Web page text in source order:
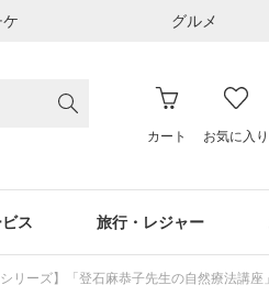
グルメ
カート お気に入り
ス 旅行・レジャー
リーズ】「登石麻恭子先生の自然療法講座」